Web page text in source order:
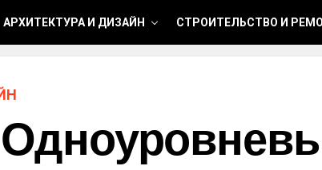
АРХИТЕКТУРА И ДИЗАЙН СТРОИТЕЛЬСТВО И